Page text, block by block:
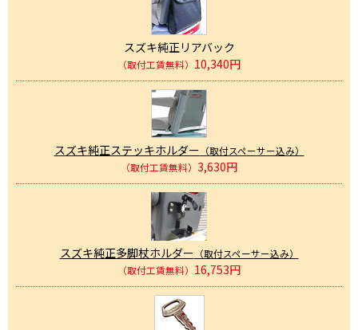
スズキ純正リアバック
（取付工賃無料） 10,340円
スズキ純正ステッキホルダー （取付スペーサー込み）
（取付工賃無料） 3,630円
スズキ純正多脚杖ホルダー （取付スペーサー込み）
（取付工賃無料） 16,753円